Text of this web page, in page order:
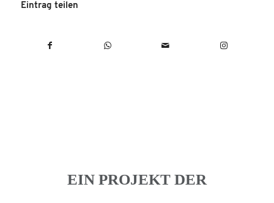
Eintrag teilen
EIN PROJEKT DER